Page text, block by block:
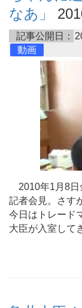
なあ」
記事公開日：
動画
2010年1月8日
記者会見。さす
今日はトレード
大臣が入室して